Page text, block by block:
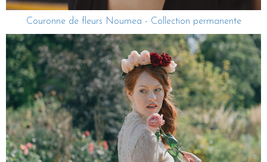
Couronne de fleurs Noumea - Collection permanente